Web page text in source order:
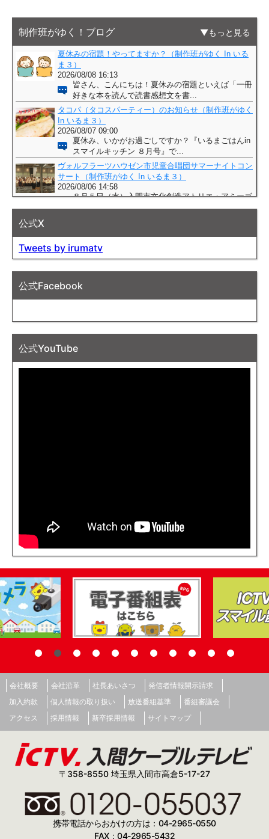
制作班がゆく！ブログ もっと見る
公式X
Tweets by irumatv
公式Facebook
公式YouTube
会社概要 会社沿革 社長あいさつ
発信者情報開示請求
加入約款
個人情報の取り扱い 放送番組基準
番組審議会
アクセス
採用情報 新卒採用情報 サイトマップ
〒358-8550 埼玉県入間市高倉5-17-27
携帯電話からおかけの方は：04-2965-0550
FAX：04-2965-5432